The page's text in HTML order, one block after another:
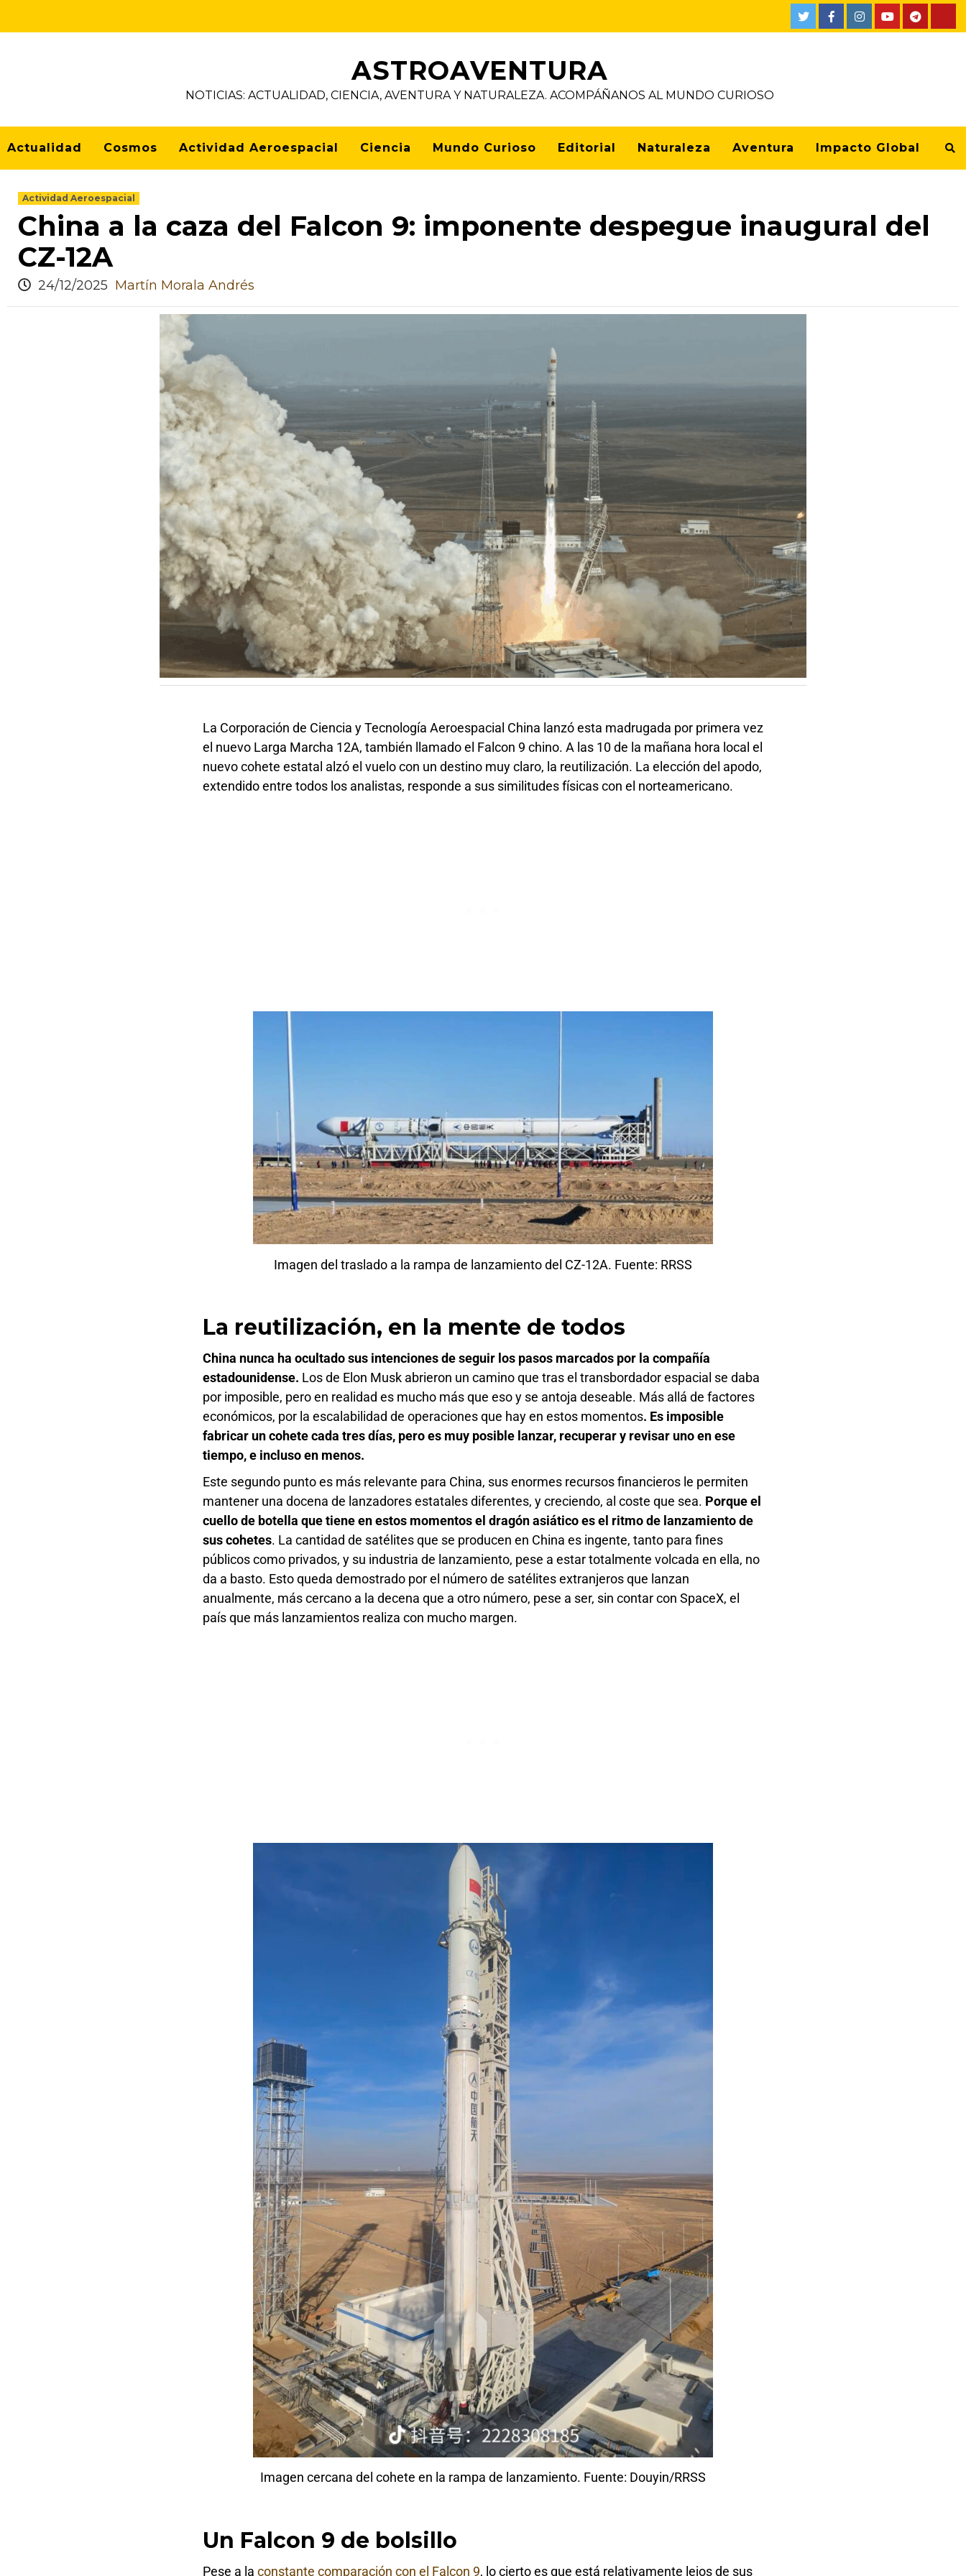
ASTROAVENTURA
NOTICIAS: ACTUALIDAD, CIENCIA, AVENTURA Y NATURALEZA. ACOMPÁÑANOS AL MUNDO CURIOSO
Actualidad Cosmos Actividad Aeroespacial Ciencia Mundo Curioso Editorial Naturaleza Aventura Impacto Global
Actividad Aeroespacial
China a la caza del Falcon 9: imponente despegue inaugural del
CZ-12A
24/12/2025 Martín Morala Andrés
La Corporación de Ciencia y Tecnología Aeroespacial China lanzó esta madrugada por primera vez
el nuevo Larga Marcha 12A, también llamado el Falcon 9 chino. A las 10 de la mañana hora local el
nuevo cohete estatal alzó el vuelo con un destino muy claro, la reutilización. La elección del apodo,
extendido entre todos los analistas, responde a sus similitudes físicas con el norteamericano.
Imagen del traslado a la rampa de lanzamiento del CZ-12A. Fuente: RRSS
La reutilización, en la mente de todos
China nunca ha ocultado sus intenciones de seguir los pasos marcados por la compañía
estadounidense. Los de Elon Musk abrieron un camino que tras el transbordador espacial se daba
por imposible, pero en realidad es mucho más que eso y se antoja deseable. Más allá de factores
económicos, por la escalabilidad de operaciones que hay en estos momentos. Es imposible
fabricar un cohete cada tres días, pero es muy posible lanzar, recuperar y revisar uno en ese
tiempo, e incluso en menos.
Este segundo punto es más relevante para China, sus enormes recursos financieros le permiten
mantener una docena de lanzadores estatales diferentes, y creciendo, al coste que sea. Porque el
cuello de botella que tiene en estos momentos el dragón asiático es el ritmo de lanzamiento de
sus cohetes. La cantidad de satélites que se producen en China es ingente, tanto para fines
públicos como privados, y su industria de lanzamiento, pese a estar totalmente volcada en ella, no
da a basto. Esto queda demostrado por el número de satélites extranjeros que lanzan
anualmente, más cercano a la decena que a otro número, pese a ser, sin contar con SpaceX, el
país que más lanzamientos realiza con mucho margen.
Imagen cercana del cohete en la rampa de lanzamiento. Fuente: Douyin/RRSS
Un Falcon 9 de bolsillo
Pese a la constante comparación con el Falcon 9, lo cierto es que está relativamente lejos de sus